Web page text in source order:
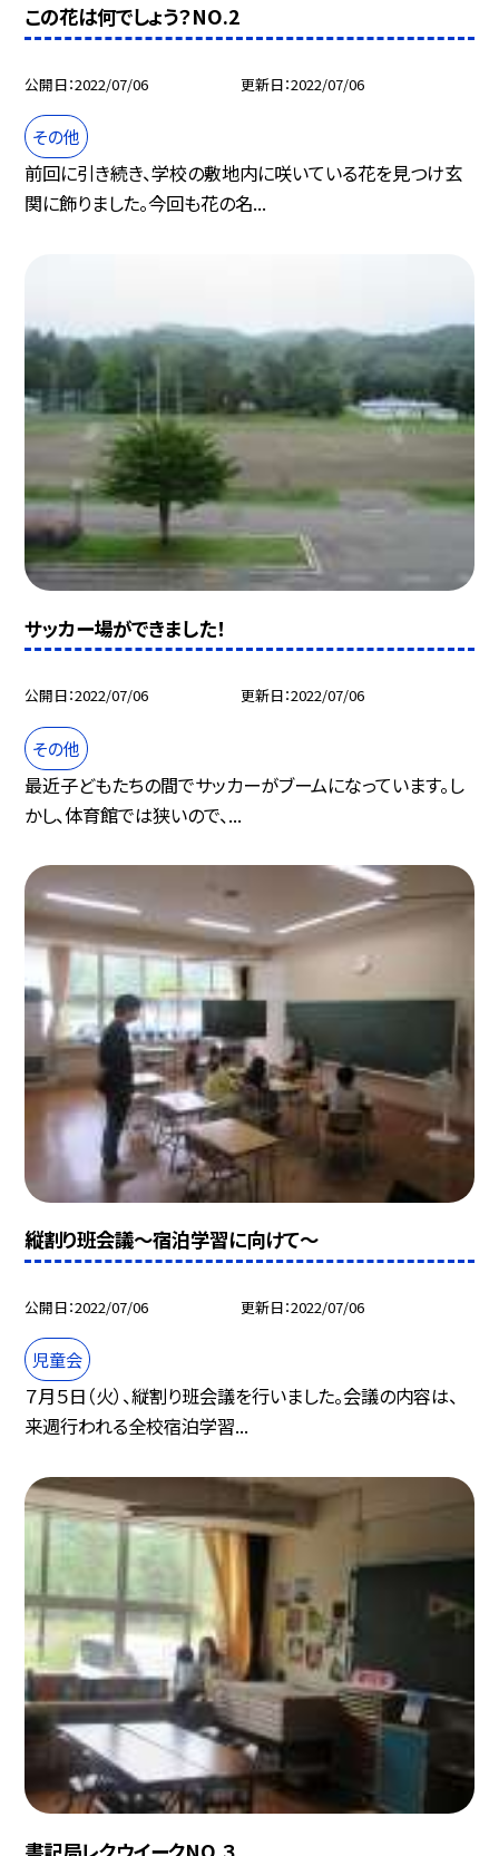
この花は何でしょう？NO.2
公開日 2022/07/06 更新日 2022/07/06
その他
前回に引き続き、学校の敷地内に咲いている花を見つけ玄
関に飾りました。今回も花の名...
サッカー場ができました！
公開日 2022/07/06 更新日 2022/07/06
その他
最近子どもたちの間でサッカーがブームになっています。し
かし、体育館では狭いので、...
縦割り班会議〜宿泊学習に向けて〜
公開日 2022/07/06 更新日 2022/07/06
児童会
７月５日（火）、縦割り班会議を行いました。会議の内容は、
来週行われる全校宿泊学習...